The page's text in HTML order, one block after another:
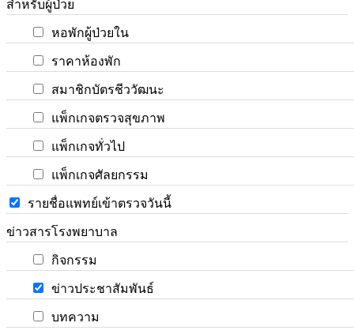
สำหรับผู้ป่วย
หอพักผู้ป่วยใน
ราคาห้องพัก
สมาชิกบัตรชีววัฒนะ
แพ็กเกจตรวจสุขภาพ
แพ็กเกจทั่วไป
แพ็กเกจศัลยกรรม
รายชื่อแพทย์เข้าตรวจวันนี้
ข่าวสารโรงพยาบาล
กิจกรรม
ข่าวประชาสัมพันธ์
บทความ